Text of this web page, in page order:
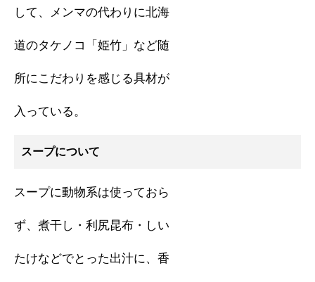
して、メンマの代わりに北海
道のタケノコ「姫竹」など随
所にこだわりを感じる具材が
入っている。
スープについて
スープに動物系は使っておら
ず、煮干し・利尻昆布・しい
たけなどでとった出汁に、香